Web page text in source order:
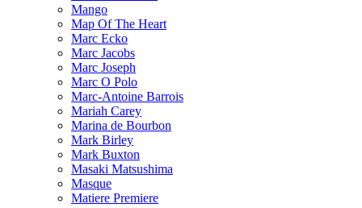
Mango
Map Of The Heart
Marc Ecko
Marc Jacobs
Marc Joseph
Marc O Polo
Marc-Antoine Barrois
Mariah Carey
Marina de Bourbon
Mark Birley
Mark Buxton
Masaki Matsushima
Masque
Matiere Premiere